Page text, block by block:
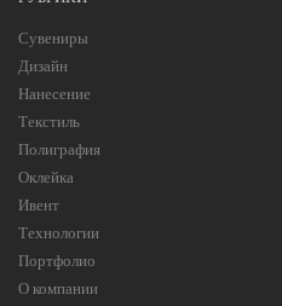
Сувениры
Дизайн
Нанесение
Текстиль
Полиграфия
Оклейка
Ивент
Технологии
Портфолио
О компании